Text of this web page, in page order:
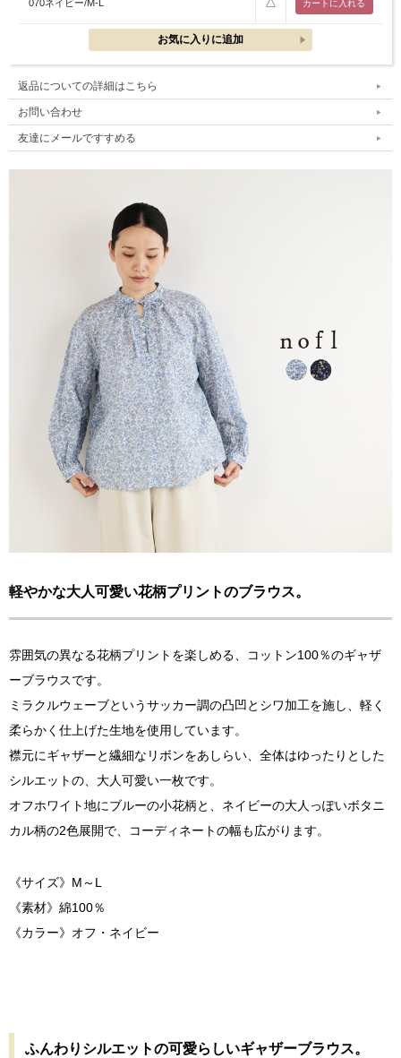
070ネイビー/M-L
返品についての詳細はこちら
お問い合わせ
友達にメールですすめる
軽やかな大人可愛い花柄プリントのブラウス。
雰囲気の異なる花柄プリントを楽しめる、コットン100％のギャザ
ーブラウスです。
ミラクルウェーブというサッカー調の凸凹とシワ加工を施し、軽く
柔らかく仕上げた生地を使用しています。
襟元にギャザーと繊細なリボンをあしらい、全体はゆったりとした
シルエットの、大人可愛い一枚です。
オフホワイト地にブルーの小花柄と、ネイビーの大人っぽいボタニ
カル柄の2色展開で、コーディネートの幅も広がります。
《サイズ》M～L
《素材》綿100％
《カラー》オフ・ネイビー
ふんわりシルエットの可愛らしいギャザーブラウス。